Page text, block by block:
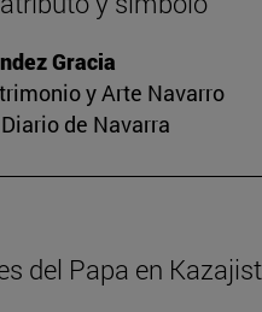
Gracia
y Arte Navarro
Diario de Navarra
del Papa en